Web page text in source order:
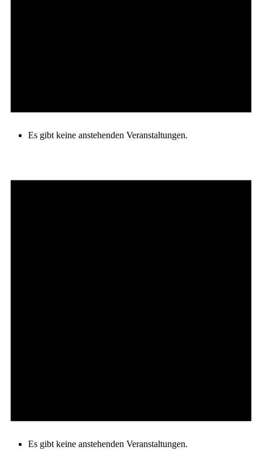
Es gibt keine anstehenden Veranstaltungen.
Es gibt keine anstehenden Veranstaltungen.